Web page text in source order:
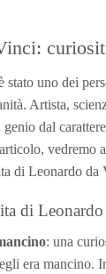
stato uno dei
Artista,
dal
vedremo
di Leonardo da
di
: una
era mancino.